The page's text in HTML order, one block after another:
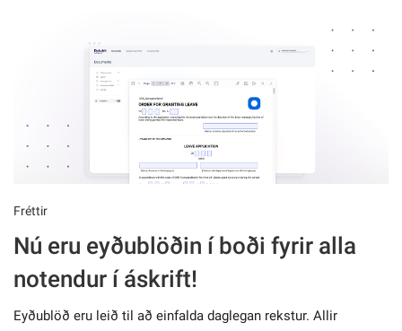
Fréttir
Nú eru eyðublöðin í boði fyrir alla
notendur í áskrift!
Eyðublöð eru leið til að einfalda daglegan rekstur. Allir